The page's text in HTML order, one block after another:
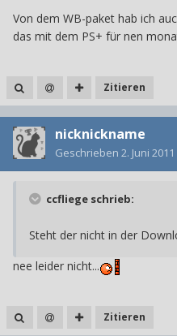
Von dem WB-paket hab ich
das mit dem PS+ für nen
Zitieren
nicknickname
Geschrieben 2. Juni 2011
ccfliege schrieb:
Steht der nicht in der
nee leider nicht...
Zitieren